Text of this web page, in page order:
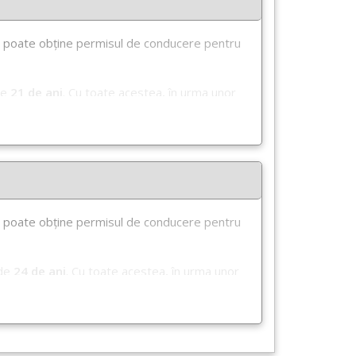
obține permisul de conducere pentru
obținerea atestatului profesional
CE;
României în prezența instructorului
obține permisul de conducere pentru
obținerea atestatului profesional